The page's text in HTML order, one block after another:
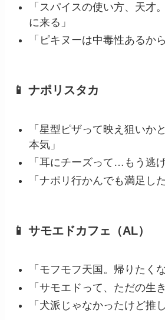
「スパイスの使い方、天才
に来る」
「ピキヌーは中毒性あるか
📱 ナポリスタカ
「星型ピザって映え狙いか
本気」
「耳にチーズって…もう逃
「ナポリ行かんでも満足した
📱 サモエドカフェ（AL）
「モフモフ天国。帰りたく
「サモエドって、ただの生
「犬派じゃなかったけど推